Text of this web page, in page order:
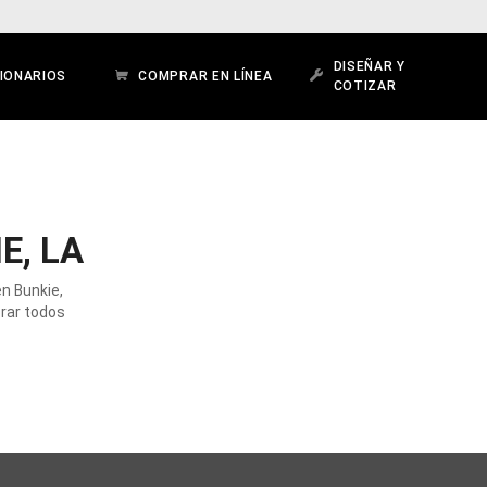
COMPRAR EN LÍNEA
DISEÑAR Y
COTIZAR
LA
Bunkie,
todos